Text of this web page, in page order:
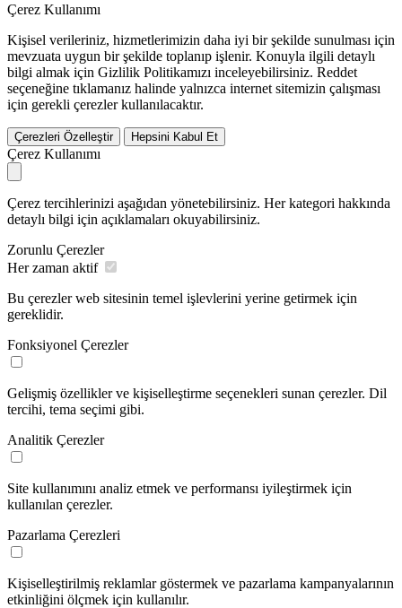
Çerez Kullanımı
Kişisel verileriniz, hizmetlerimizin daha iyi bir şekilde sunulması için
mevzuata uygun bir şekilde toplanıp işlenir. Konuyla ilgili detaylı
bilgi almak için Gizlilik Politikamızı inceleyebilirsiniz. Reddet
seçeneğine tıklamanız halinde yalnızca internet sitemizin çalışması
için gerekli çerezler kullanılacaktır.
Çerezleri Özelleştir Hepsini Kabul Et
Çerez Kullanımı
Çerez tercihlerinizi aşağıdan yönetebilirsiniz. Her kategori hakkında
detaylı bilgi için açıklamaları okuyabilirsiniz.
Zorunlu Çerezler
Her zaman aktif
Bu çerezler web sitesinin temel işlevlerini yerine getirmek için
gereklidir.
Fonksiyonel Çerezler
Gelişmiş özellikler ve kişiselleştirme seçenekleri sunan çerezler. Dil
tercihi, tema seçimi gibi.
Analitik Çerezler
Site kullanımını analiz etmek ve performansı iyileştirmek için
kullanılan çerezler.
Pazarlama Çerezleri
Kişiselleştirilmiş reklamlar göstermek ve pazarlama kampanyalarının
etkinliğini ölçmek için kullanılır.